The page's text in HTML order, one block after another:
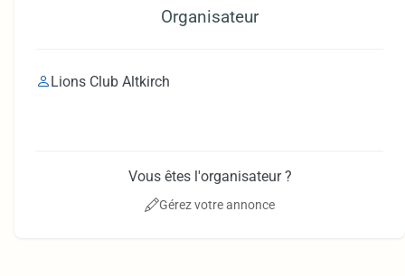
Organisateur
Lions Club Altkirch
Vous êtes l'organisateur ?
Gérez votre annonce